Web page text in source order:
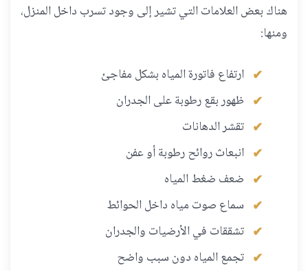
هناك بعض العلامات التي تشير إلى وجود تسرب داخل المنزل،
ومنها:
ارتفاع فاتورة المياه بشكل مفاجئ
ظهور بقع رطوبة على الجدران
تقشر الدهانات
انبعاث روائح رطوبة أو عفن
ضعف ضغط المياه
سماع صوت مياه داخل الحوائط
تشققات في الأرضيات والجدران
تجمع المياه دون سبب واضح